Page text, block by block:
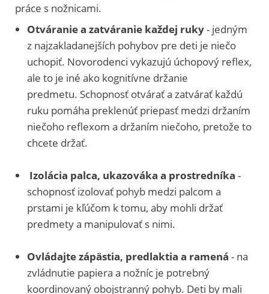
práce s nožnicami.
Otváranie a zatváranie každej ruky- jedným
z najzakladanejších pohybov pre deti je niečo
uchopiť. Novorodenci vykazujú úchopový reflex,
ale to je iné ako kognitívne držanie
predmetu. Schopnosť otvárať a zatvárať každú
ruku pomáha preklenúť priepasť medzi držaním
niečoho reflexom a držaním niečoho, pretože to
chcete držať.
Izolácia palca, ukazováka a prostredníka -
schopnosť izolovať pohyb medzi palcom a
prstami je kľúčom k tomu, aby mohli držať
predmety a manipulovať s nimi.
Ovládajte zápästia, predlaktia a ramená - na
zvládnutie papiera a nožníc je potrebný
koordinovaný obojstranný pohyb. Deti by mali